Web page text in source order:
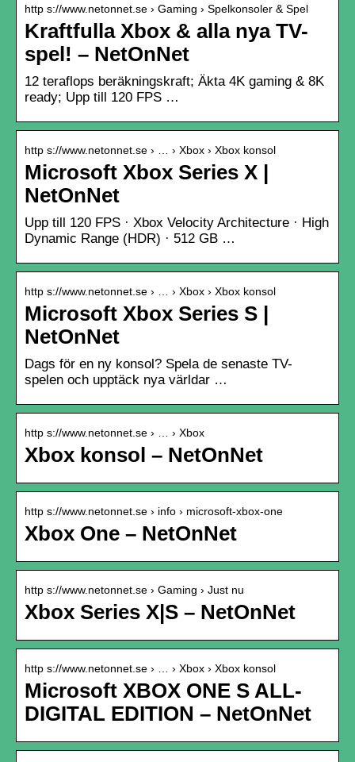
http s://www.netonnet.se › Gaming › Spelkonsoler & Spel
Kraftfulla Xbox & alla nya TV-
spel! – NetOnNet
12 teraflops beräkningskraft; Äkta 4K gaming & 8K
ready; Upp till 120 FPS …
http s://www.netonnet.se › … › Xbox › Xbox konsol
Microsoft Xbox Series X |
NetOnNet
Upp till 120 FPS · Xbox Velocity Architecture · High
Dynamic Range (HDR) · 512 GB …
http s://www.netonnet.se › … › Xbox › Xbox konsol
Microsoft Xbox Series S |
NetOnNet
Dags för en ny konsol? Spela de senaste TV-
spelen och upptäck nya världar …
http s://www.netonnet.se › … › Xbox
Xbox konsol – NetOnNet
http s://www.netonnet.se › info › microsoft-xbox-one
Xbox One – NetOnNet
http s://www.netonnet.se › Gaming › Just nu
Xbox Series X|S – NetOnNet
http s://www.netonnet.se › … › Xbox › Xbox konsol
Microsoft XBOX ONE S ALL-
DIGITAL EDITION – NetOnNet